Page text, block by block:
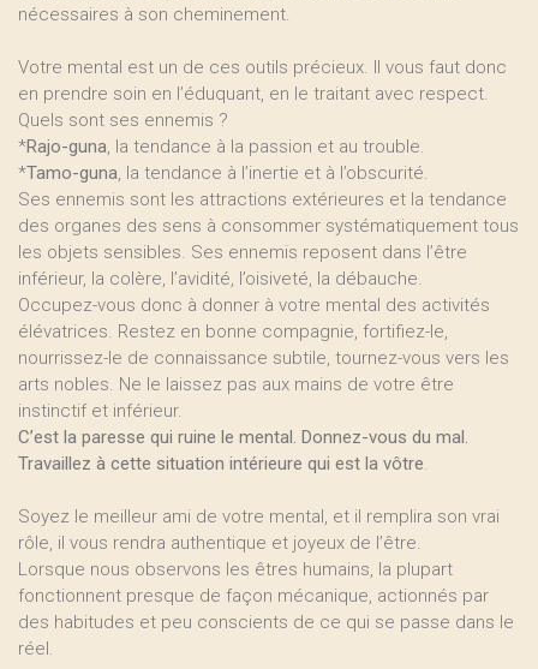
nécessaires à son cheminement.
Votre mental est un de ces outils précieux. Il vous faut donc
en prendre soin en l’éduquant, en le traitant avec respect.
Quels sont ses ennemis ?
*Rajo-guna, la tendance à la passion et au trouble.
*Tamo-guna, la tendance à l’inertie et à l’obscurité.
Ses ennemis sont les attractions extérieures et la tendance
des organes des sens à consommer systématiquement tous
les objets sensibles. Ses ennemis reposent dans l’être
inférieur, la colère, l’avidité, l’oisiveté, la débauche.
Occupez-vous donc à donner à votre mental des activités
élévatrices. Restez en bonne compagnie, fortifiez-le,
nourrissez-le de connaissance subtile, tournez-vous vers les
arts nobles. Ne le laissez pas aux mains de votre être
instinctif et inférieur.
C’est la paresse qui ruine le mental. Donnez-vous du mal.
Travaillez à cette situation intérieure qui est la vôtre.
Soyez le meilleur ami de votre mental, et il remplira son vrai
rôle, il vous rendra authentique et joyeux de l’être.
Lorsque nous observons les êtres humains, la plupart
fonctionnent presque de façon mécanique, actionnés par
des habitudes et peu conscients de ce qui se passe dans le
réel.